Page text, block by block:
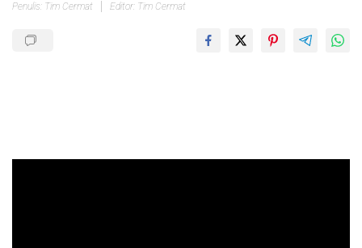
Penulis: Tim Cermat Editor: Tim Cermat